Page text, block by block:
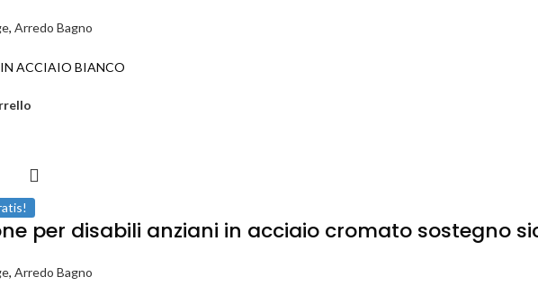
, Arredo Bagno
ACCIAIO BIANCO
per disabili anziani in acciaio cromato sostegno
, Arredo Bagno